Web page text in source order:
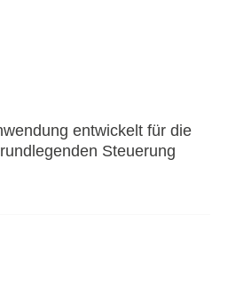
entwickelt für die
Steuerung